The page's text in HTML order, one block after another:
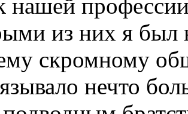
нашей
из них я был
скромному
нечто